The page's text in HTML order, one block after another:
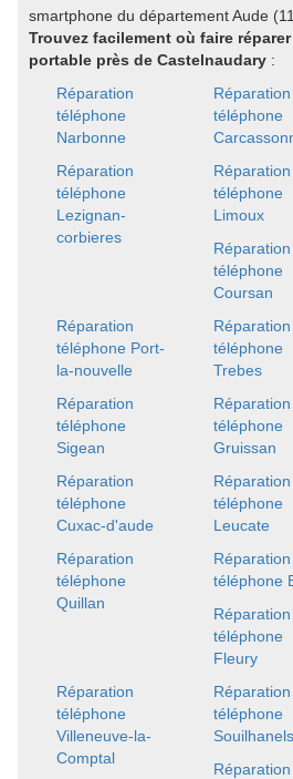
smartphone du département Aude
Trouvez facilement où faire
portable près de Castelnaudary :
Réparation
téléphone
Narbonne
Réparation
téléphone
Réparation
téléphone
Lezignan-
corbieres
Réparation
téléphone
Limoux
Réparation
téléphone
Coursan
Réparation
téléphone Port-
la-nouvelle
Réparation
téléphone
Trebes
Réparation
téléphone
Sigean
Réparation
téléphone
Gruissan
Réparation
téléphone
Cuxac-d'aude
Réparation
téléphone
Leucate
Réparation
téléphone
Quillan
Réparation
téléphone
Réparation
téléphone
Fleury
Réparation
téléphone
Villeneuve-la-
Comptal
Réparation
téléphone
Souilhanels
Réparation